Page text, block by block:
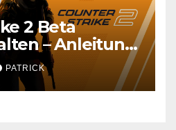
2 Beta
– Anleitung
Nachfolger
PATRICK